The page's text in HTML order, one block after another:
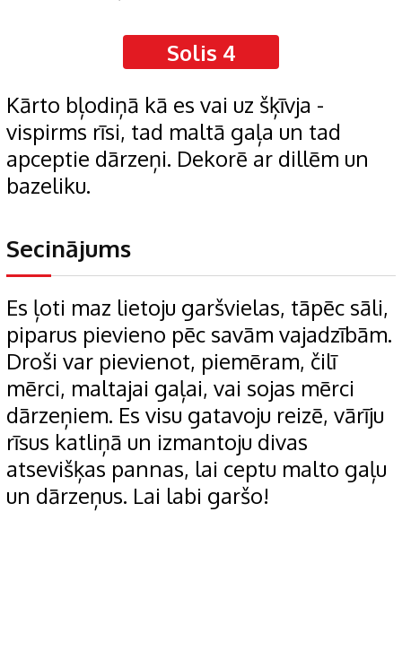
Solis 4
Kārto bļodiņā kā es vai uz šķīvja -
vispirms rīsi, tad maltā gaļa un tad
apceptie dārzeņi. Dekorē ar dillēm un
bazeliku.
Secinājums
Es ļoti maz lietoju garšvielas, tāpēc sāli,
piparus pievieno pēc savām vajadzībām.
Droši var pievienot, piemēram, čilī
mērci, maltajai gaļai, vai sojas mērci
dārzeņiem. Es visu gatavoju reizē, vārīju
rīsus katliņā un izmantoju divas
atsevišķas pannas, lai ceptu malto gaļu
un dārzeņus. Lai labi garšo!